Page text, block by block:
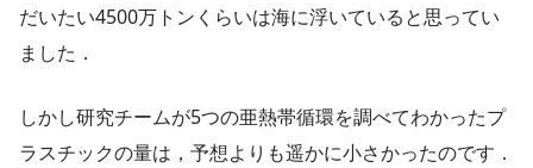
だいたい4500万トンくらいは海に浮いていると思ってい
ました．
しかし研究チームが5つの亜熱帯循環を調べてわかったプ
ラスチックの量は，予想よりも遥かに小さかったのです．